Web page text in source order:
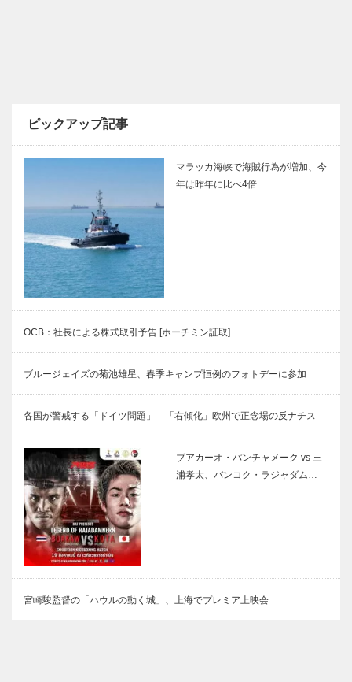
ピックアップ記事
マラッカ海峡で海賊行為が増加、今
年は昨年に比べ4倍
OCB：社長による株式取引予告 [ホーチミン証取]
ブルージェイズの菊池雄星、春季キャンプ恒例のフォトデーに参加
各国が警戒する「ドイツ問題」 「右傾化」欧州で正念場の反ナチス
ブアカーオ・パンチャメーク vs 三
浦孝太、バンコク・ラジャダム…
宮崎駿監督の「ハウルの動く城」、上海でプレミア上映会